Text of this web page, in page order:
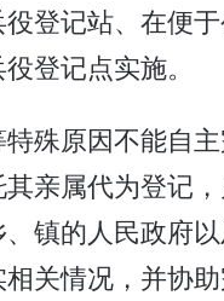
登记站、在便
登记点实施。
殊原因不能自
亲属代为登记
镇的人民政府
关情况，并协